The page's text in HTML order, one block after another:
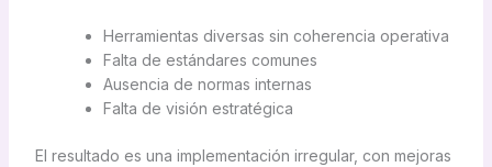
Herramientas diversas sin coherencia operativa
Falta de estándares comunes
Ausencia de normas internas
Falta de visión estratégica
El resultado es una implementación irregular, con mejoras